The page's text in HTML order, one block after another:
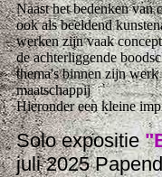
Naast het bedenken van
ook als beeldend
werken zijn vaak
de achterliggende
thema's binnen zijn
maatschappij
Hieronder een kleine
Solo expositie
juli 2025